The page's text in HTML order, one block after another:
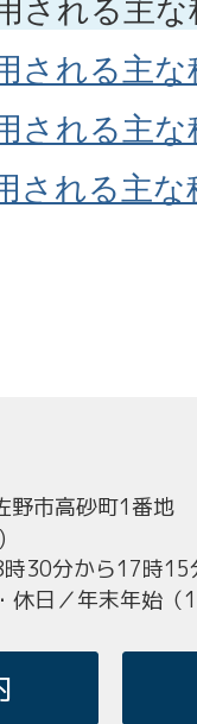
される主な
される主な
される主な
される主な
野市高砂町1番地
30分から17時15
休日／年末年始